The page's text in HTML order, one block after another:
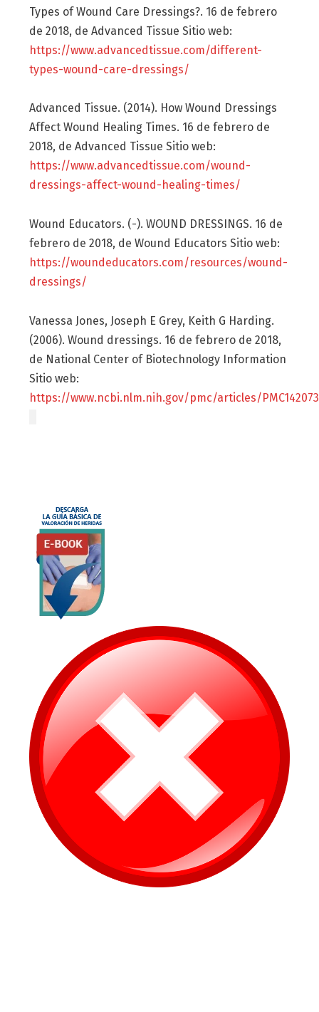
Types of Wound Care Dressings?. 16 de febrero
de 2018, de Advanced Tissue Sitio web:
https://www.advancedtissue.com/different-
types-wound-care-dressings/
Advanced Tissue. (2014). How Wound Dressings
Affect Wound Healing Times. 16 de febrero de
2018, de Advanced Tissue Sitio web:
https://www.advancedtissue.com/wound-
dressings-affect-wound-healing-times/
Wound Educators. (-). WOUND DRESSINGS. 16 de
febrero de 2018, de Wound Educators Sitio web:
https://woundeducators.com/resources/wound-
dressings/
Vanessa Jones, Joseph E Grey, Keith G Harding.
(2006). Wound dressings. 16 de febrero de 2018,
de National Center of Biotechnology Information
Sitio web:
https://www.ncbi.nlm.nih.gov/pmc/articles/